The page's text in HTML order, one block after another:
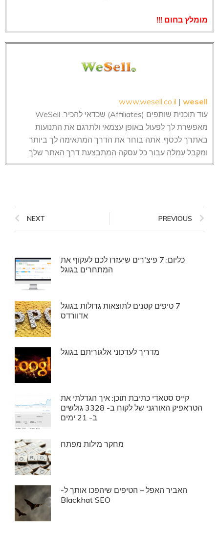
מומלץ בחום !!!
wesell
|
www.wesell.co.il
עוד תוכנית שותפים (Affiliates) שכדאי להכיר. WeSell
מאפשרת לך לפעול באופן עצמאי ולתרגם את התנועות
באתרך לכסף. אתה בוחר את הדרך המתאימה לך ביותר
ומקבל עמלה עבור כל עסקה המתבצעת דרך האתר שלך.
PREVIOUS
NEXT
כליום: 7 פיצ'רים שיעזרו לכם לעקוף את
המתחרים בגוגל
7 טיפים קטנים לתוצאות גדולות בגוגל
אדוורדס
מדריך לעדכוני אלגוריתם בגוגל
קייס סטאדי כתיבת תוכן: איך הגדלתי את
הטראפיק האורגני של לקוח ב- 3328 גולשים
ב- 21 ימים
מחקר מילות מפתח
האביר האפל – הטיפים שיהפכו אותך ל-
Blackhat SEO